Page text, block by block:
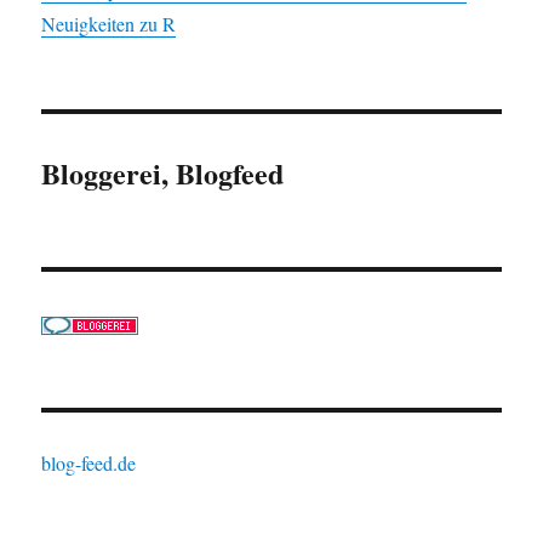
Neuigkeiten zu R
Bloggerei, Blogfeed
blog-feed.de